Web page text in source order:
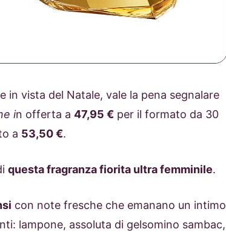
vista del Natale, vale la pena segnalare
in offerta a 47,95 € per il formato da 30
a 53,50 €.
questa fragranza fiorita ultra femminile.
con note fresche che emanano un intimo
lampone, assoluta di gelsomino sambac,